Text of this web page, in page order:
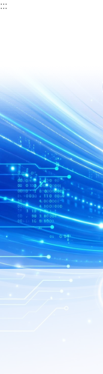
跳到主要內容區塊
:::